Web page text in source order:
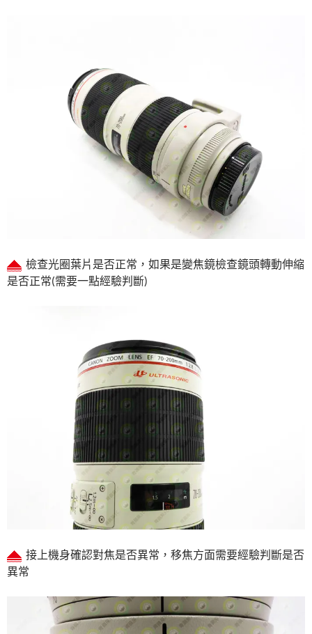
檢查光圈葉片是否正常，如果是變焦鏡檢查鏡頭轉動伸縮
是否正常(需要一點經驗判斷)
接上機身確認對焦是否異常，移焦方面需要經驗判斷是否
異常